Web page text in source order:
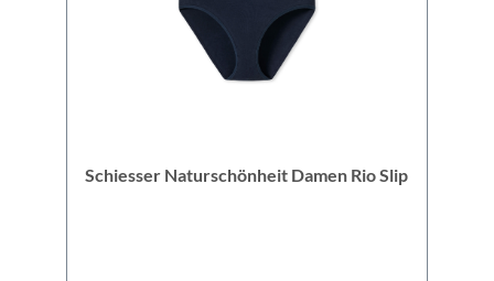
Schiesser Naturschönheit Damen Rio Slip